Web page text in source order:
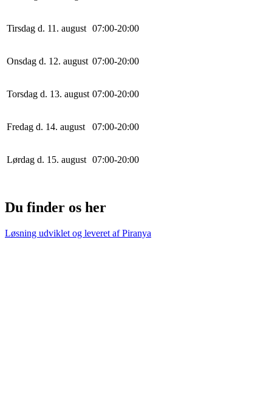
Tirsdag d. 11. august 07:00-20:00
Onsdag d. 12. august 07:00-20:00
Torsdag d. 13. august 07:00-20:00
Fredag d. 14. august 07:00-20:00
Lørdag d. 15. august 07:00-20:00
Du finder os her
Løsning udviklet og leveret afPiranya